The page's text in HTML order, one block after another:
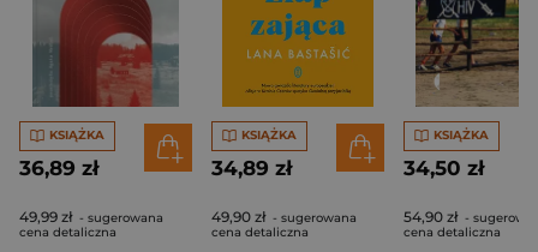
KSIĄŻKA
36,89 zł
49,99 zł - sugerowana
cena detaliczna
KSIĄŻKA
34,89 zł
49,90 zł - sugerowana
cena detaliczna
KSIĄŻKA
34,50 zł
54,90 zł -
cena detaliczna